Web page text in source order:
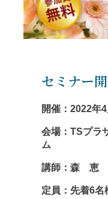
セミナー
開催：2022年
会場：TSプラ
ム
講師：森 恵
定員：先着6名